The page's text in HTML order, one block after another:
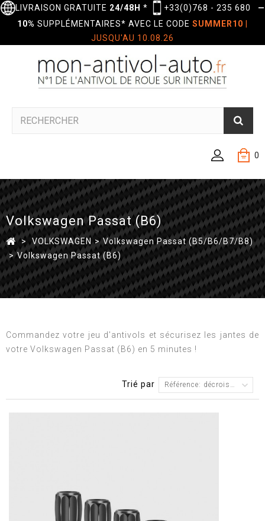
LIVRAISON GRATUITE 24/48H * +33(0)768 - 235 680
—
10% SUPPLÉMENTAIRES* AVEC LE CODE SUMMER10
JUSQU'AU 10.08.26
0
Volkswagen Passat (B6)
> VOLKSWAGEN > Volkswagen Passat (B5/B6/B7/B8)
> Volkswagen Passat (B6)
Commandez votre jeu d'antivols et sécurisez les jantes de
votre Volkswagen Passat (B6) en 5 minutes !
Trié par Référence: décroissante